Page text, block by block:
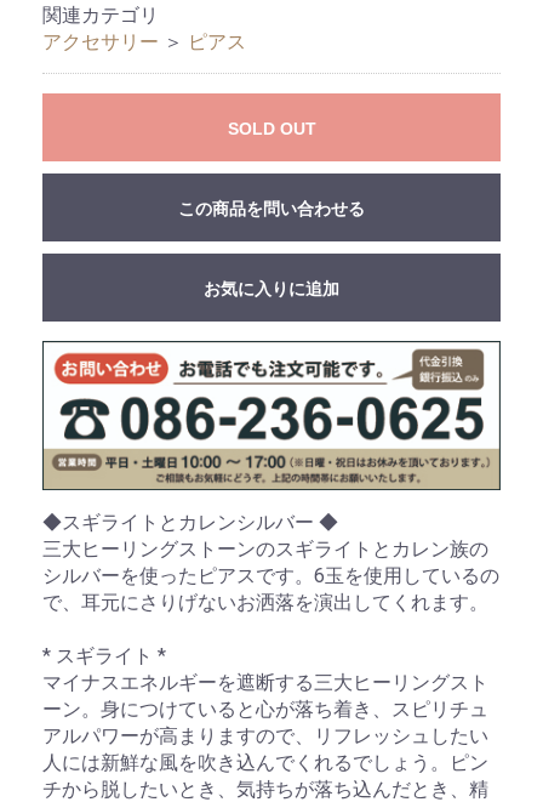
関連カテゴリ
アクセサリー ＞ ピアス
SOLD OUT
この商品を問い合わせる
お買い物を続ける カートへ進む
お気に入りに追加
◆スギライトとカレンシルバー ◆
三大ヒーリングストーンのスギライトとカレン族の
シルバーを使ったピアスです。6玉を使用しているの
で、耳元にさりげないお洒落を演出してくれます。
* スギライト *
マイナスエネルギーを遮断する三大ヒーリングスト
ーン。身につけていると心が落ち着き、スピリチュ
アルパワーが高まりますので、リフレッシュしたい
人には新鮮な風を吹き込んでくれるでしょう。ピン
チから脱したいとき、気持ちが落ち込んだとき、精